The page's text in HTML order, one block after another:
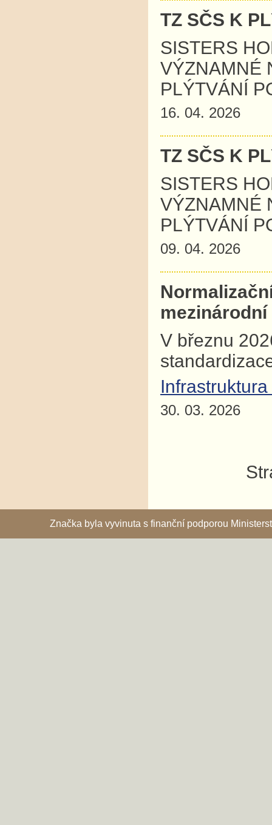
TZ SČS K
SISTERS
VÝZNAMNÉ
PLÝTVÁNÍ
16. 04. 2026
TZ SČS K
SISTERS
VÝZNAMNÉ
PLÝTVÁNÍ
09. 04. 2026
mezinárodní
V březnu
30. 03. 2026
Značka byla vyvinuta s finanční podporou